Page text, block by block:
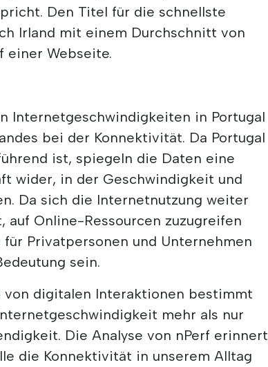
Den Titel für die schnellste
Irland mit einem Durchschnitt von
einer Webseite.
Internetgeschwindigkeiten in Portugal
bei der Konnektivität. Da Portugal
ist, spiegeln die Daten eine
wider, in der Geschwindigkeit und
Da sich die Internetnutzung weiter
Online-Ressourcen zuzugreifen
Privatpersonen und Unternehmen
sein.
von digitalen Interaktionen bestimmt
mehr als nur
Die Analyse von nPerf erinnert
die Konnektivität in unserem Alltag